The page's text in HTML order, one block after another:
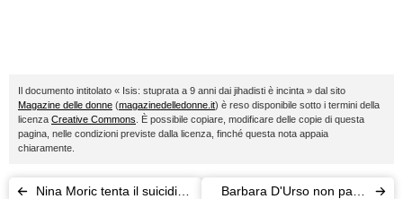
Il documento intitolato « Isis: stuprata a 9 anni dai jihadisti è incinta » dal sito
Magazine delle donne (magazinedelledonne.it) è reso disponibile sotto i termini della
licenza Creative Commons . È possibile copiare, modificare delle copie di questa
pagina, nelle condizioni previste dalla licenza, finché questa nota appaia
chiaramente.
Nina Moric tenta il suicidio.
Barbara D'Urso non paga